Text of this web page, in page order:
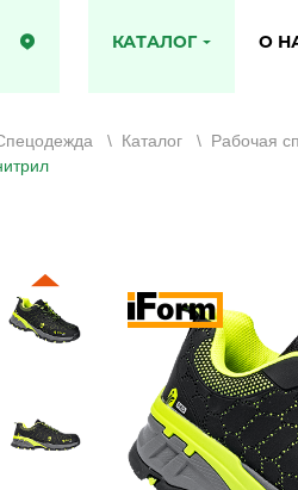
КАТАЛОГ О
\ Каталог \ Рабочая